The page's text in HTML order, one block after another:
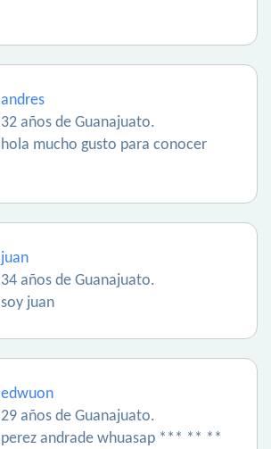
andres
32 años de Guanajuato.
hola mucho gusto para conocer
juan
34 años de Guanajuato.
soy juan
edwuon
29 años de Guanajuato.
perez andrade whuasap *** ** **